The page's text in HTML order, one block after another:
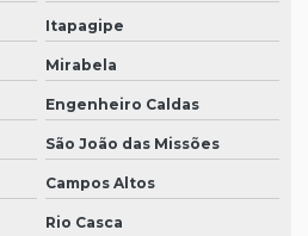
Itapagipe
Mirabela
Engenheiro Caldas
São João das Missões
Campos Altos
Rio Casca